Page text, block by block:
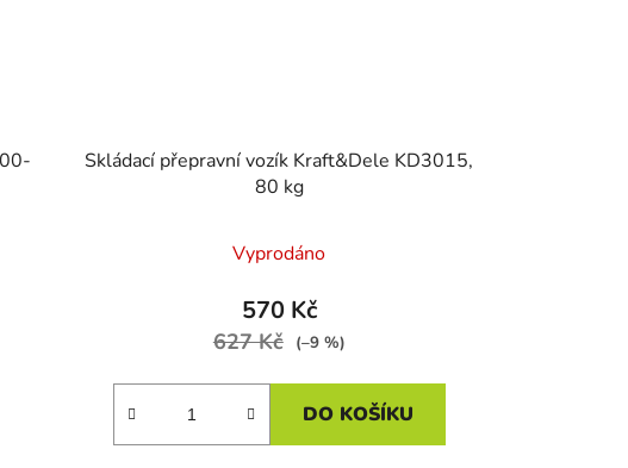
Skládací přepravní vozík Kraft&Dele KD3015,
80 kg
Vyprodáno
570 Kč
627 Kč (–9 %)
DO KOŠÍKU